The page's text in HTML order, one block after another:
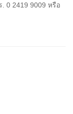
0 2419 9009 หรือ